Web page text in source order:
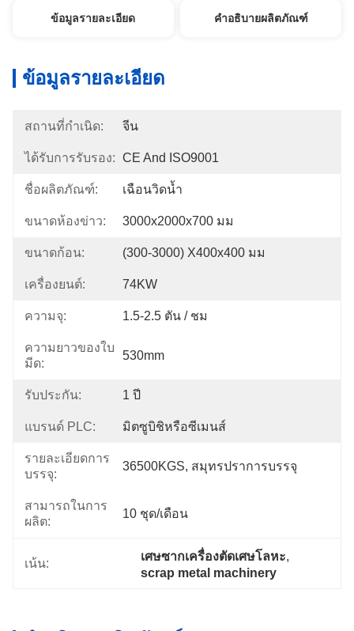
ข้อมูลรายละเอียด คำอธิบายผลิตภัณฑ์
ข้อมูลรายละเอียด
สถานที่กำเนิด: จีน
ได้รับการรับรอง: CE And ISO9001
ชื่อผลิตภัณฑ์: เฉือนวิดน้ำ
ขนาดห้องข่าว: 3000x2000x700 มม
ขนาดก้อน: (300-3000) X400x400 มม
เครื่องยนต์: 74KW
ความจุ: 1.5-2.5 ตัน / ชม
ความยาวของใบ
มีด:
530mm
รับประกัน: 1 ปี
แบรนด์ PLC: มิตซูบิชิหรือซีเมนส์
รายละเอียดการ
บรรจุ:
36500KGS, สมุทรปราการบรรจุ
สามารถในการ
ผลิต:
10 ชุด/เดือน
เน้น:
เศษซากเครื่องตัดเศษโลหะ,
scrap metal machinery